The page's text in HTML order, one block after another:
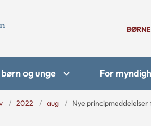
og unge For
2022 aug Nye